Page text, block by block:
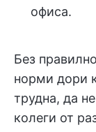
офиса.
Без
норми дори
трудна, да
колеги от